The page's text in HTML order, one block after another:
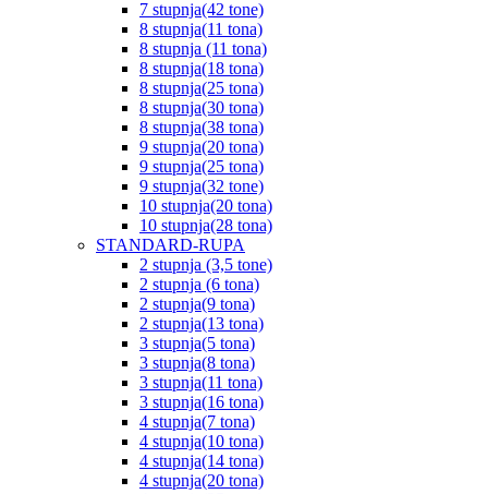
7 stupnja(42 tone)
8 stupnja(11 tona)
8 stupnja (11 tona)
8 stupnja(18 tona)
8 stupnja(25 tona)
8 stupnja(30 tona)
8 stupnja(38 tona)
9 stupnja(20 tona)
9 stupnja(25 tona)
9 stupnja(32 tone)
10 stupnja(20 tona)
10 stupnja(28 tona)
STANDARD-RUPA
2 stupnja (3,5 tone)
2 stupnja (6 tona)
2 stupnja(9 tona)
2 stupnja(13 tona)
3 stupnja(5 tona)
3 stupnja(8 tona)
3 stupnja(11 tona)
3 stupnja(16 tona)
4 stupnja(7 tona)
4 stupnja(10 tona)
4 stupnja(14 tona)
4 stupnja(20 tona)